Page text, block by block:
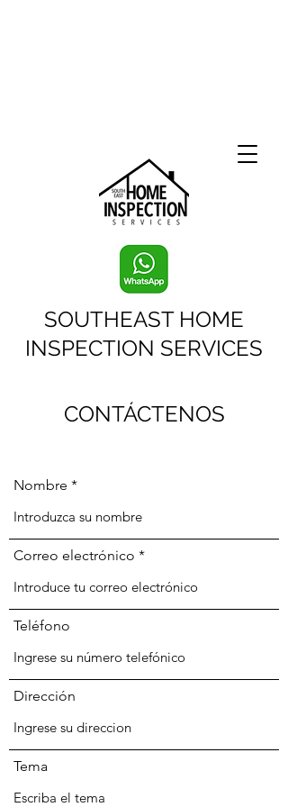
SOUTHEAST HOME
INSPECTION SERVICES
CONTÁCTENOS
Nombre
Correo electrónico
Teléfono
Dirección
Tema